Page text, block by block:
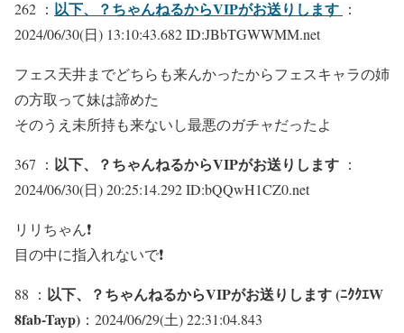
262 ： 以下、？ちゃんねるからVIPがお送りします ：
2024/06/30(日) 13:10:43.682 ID:JBbTGWWMM.net
フェス天井までどちらも来んかったからフェスキャラの姉
の方取って妹は諦めた
そのうえ未所持も来ないし最悪のガチャだったよ
367 ： 以下、？ちゃんねるからVIPがお送りします ：
2024/06/30(日) 20:25:14.292 ID:bQQwH1CZ0.net
リリちゃん❗
目の中に指入れないで❗
88 ： 以下、？ちゃんねるからVIPがお送りします (ﾆｸｸｴW
8fab-Tayp) ：2024/06/29(土) 22:31:04.843